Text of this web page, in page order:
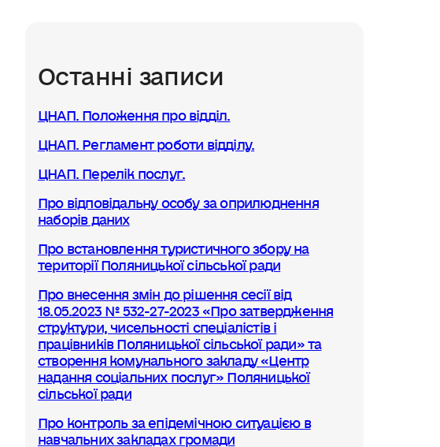
Останні записи
ЦНАП. Положення про відділ.
ЦНАП. Регламент роботи відділу.
ЦНАП. Перелік послуг.
Про відповідальну особу за оприлюднення
наборів даних
Про встановлення туристичного збору на
території Поляницької сільської ради
Про внесення змін до рішення сесії від
18.05.2023 № 532-27-2023 «Про затвердження
структури, чисельності спеціалістів і
працівників Поляницької сільської ради» та
створення комунального закладу «Центр
надання соціальних послуг» Поляницької
сільської ради
Про контроль за епідемічною ситуацією в
навчальних закладах громади